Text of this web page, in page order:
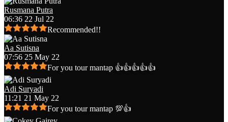
Rusmana Putra
06:36 22 Jul 22
Recommended!!
Aa Sutisna
07:56 25 May 22
For you tour mantap 👍👍👍👍👍
Adi Suryadi
11:21 21 May 22
For you tour mantap 💯👍